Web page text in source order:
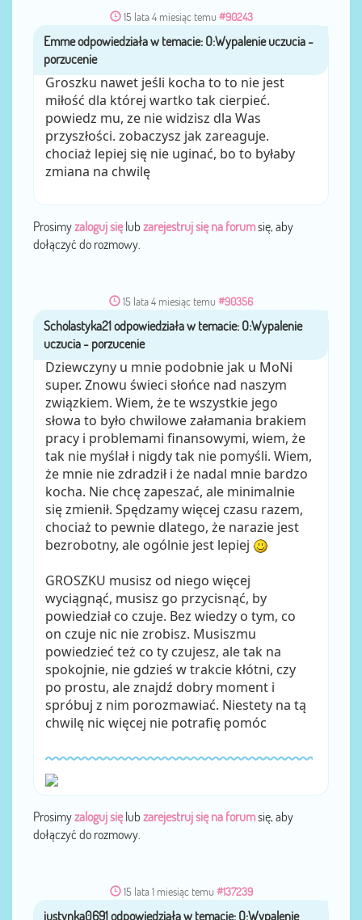
15 lata 4 miesiąc temu #90243
przezEmme
Groszku nawet jeśli kocha to to nie jest
miłość dla której wartko tak cierpieć.
powiedz mu, ze nie widzisz dla Was
przyszłości. zobaczysz jak zareaguje.
chociaż lepiej się nie uginać, bo to byłaby
zmiana na chwilę
Prosimyzaloguj sięlub zarejestruj się na forumsię, aby
dołączyć do rozmowy.
15 lata 4 miesiąc temu #90356
przezScholastyka21
Dziewczyny u mnie podobnie jak u MoNi
super. Znowu świeci słońce nad naszym
związkiem. Wiem, że te wszystkie jego
słowa to było chwilowe załamania brakiem
pracy i problemami finansowymi, wiem, że
tak nie myślał i nigdy tak nie pomyśli. Wiem,
że mnie nie zdradził i że nadal mnie bardzo
kocha. Nie chcę zapeszać, ale minimalnie
się zmienił. Spędzamy więcej czasu razem,
chociaż to pewnie dlatego, że narazie jest
bezrobotny, ale ogólnie jest lepiej
GROSZKU musisz od niego więcej
wyciągnąć, musisz go przycisnąć, by
powiedział co czuje. Bez wiedzy o tym, co
on czuje nic nie zrobisz. Musiszmu
powiedzieć też co ty czujesz, ale tak na
spokojnie, nie gdzieś w trakcie kłótni, czy
po prostu, ale znajdź dobry moment i
spróbuj z nim porozmawiać. Niestety na tą
chwilę nic więcej nie potrafię pomóc
Prosimyzaloguj sięlub zarejestruj się na forumsię, aby
dołączyć do rozmowy.
15 lata 1 miesiąc temu #137239
przezjustynka0691